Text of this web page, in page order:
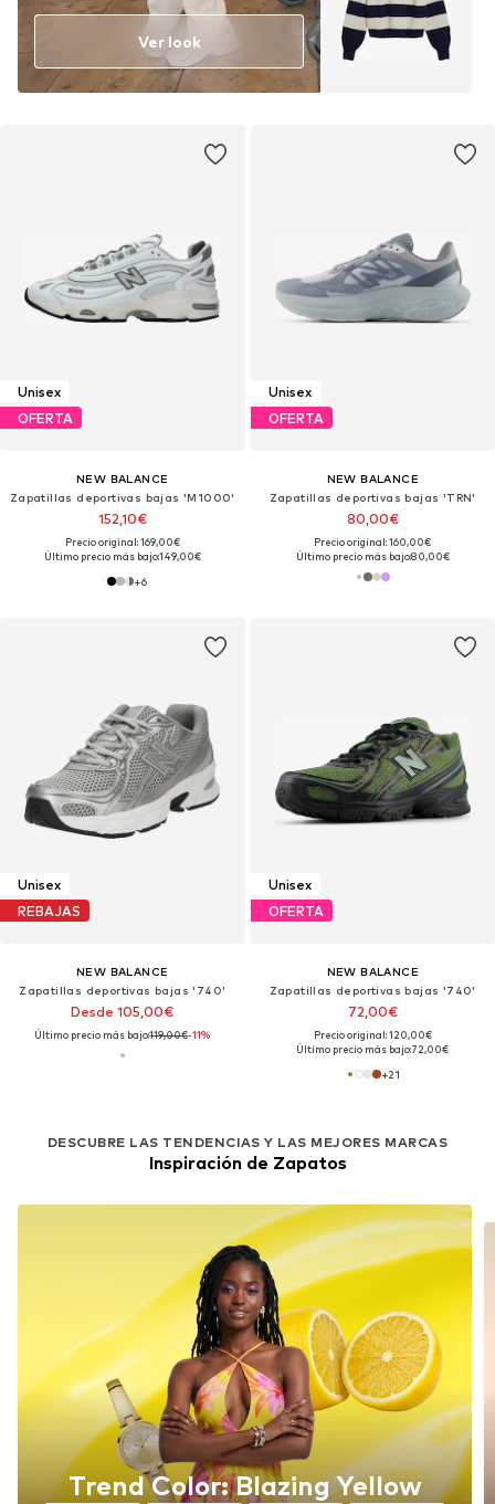
Ver look
Unisex
OFERTA
NEW BALANCE
Zapatillas deportivas bajas 'M1000'
152,10€
Precio original: 169,00€
Último precio más bajo:149,00€
+6
Unisex
OFERTA
NEW BALANCE
Zapatillas deportivas bajas 'TRN'
80,00€
Precio original: 160,00€
Último precio más bajo:80,00€
Unisex
REBAJAS
NEW BALANCE
Zapatillas deportivas bajas '740'
Desde 105,00€
Último precio más bajo:119,00€-11%
Unisex
OFERTA
NEW BALANCE
Zapatillas deportivas bajas '740'
72,00€
Precio original: 120,00€
Último precio más bajo:72,00€
+21
DESCUBRE LAS TENDENCIAS Y LAS MEJORES MARCAS
Inspiración de Zapatos
Trend Color: Blazing Yellow